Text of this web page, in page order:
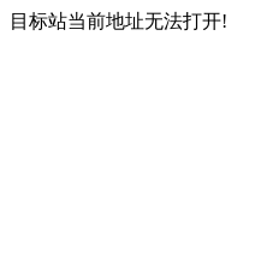
目标站当前地址无法打开!